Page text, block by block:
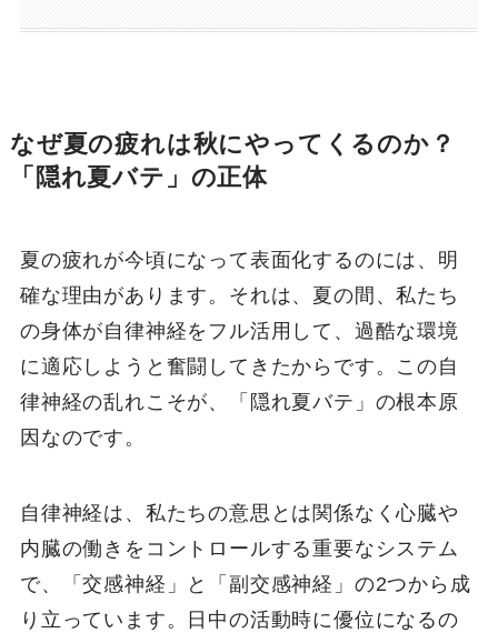
なぜ夏の疲れは秋にやってくるのか？
「隠れ夏バテ」の正体
夏の疲れが今頃になって表面化するのには、明
確な理由があります。それは、夏の間、私たち
の身体が自律神経をフル活用して、過酷な環境
に適応しようと奮闘してきたからです。この自
律神経の乱れこそが、「隠れ夏バテ」の根本原
因なのです。
自律神経は、私たちの意思とは関係なく心臓や
内臓の働きをコントロールする重要なシステム
で、「交感神経」と「副交感神経」の2つから成
り立っています。日中の活動時に優位になるの